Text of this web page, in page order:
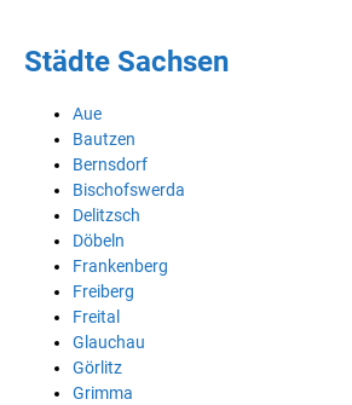
Städte Sachsen
Aue
Bautzen
Bernsdorf
Bischofswerda
Delitzsch
Döbeln
Frankenberg
Freiberg
Freital
Glauchau
Görlitz
Grimma